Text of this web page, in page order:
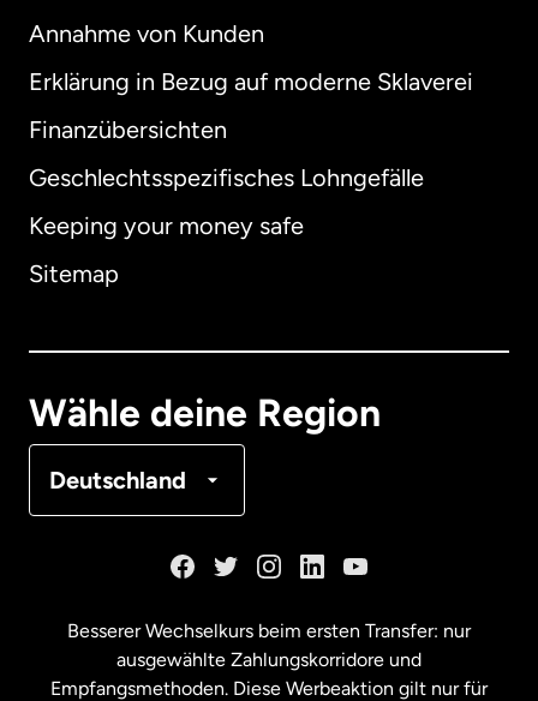
Annahme von Kunden
Erklärung in Bezug auf moderne Sklaverei
Finanzübersichten
Geschlechtsspezifisches Lohngefälle
Keeping your money safe
Sitemap
Wähle deine Region
Deutschland
International English
Australien
Malaysia
Besserer Wechselkurs beim ersten Transfer: nur
ausgewählte Zahlungskorridore und
Empfangsmethoden. Diese Werbeaktion gilt nur für